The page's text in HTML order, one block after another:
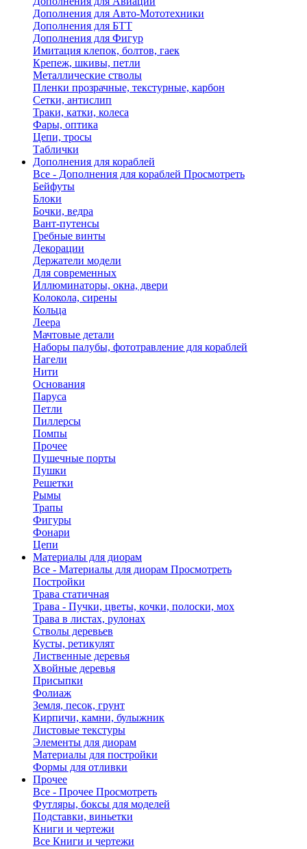
Дополнения для Авто-Мототехники
Дополнения для БТТ
Дополнения для Фигур
Имитация клепок, болтов, гаек
Крепеж, шкивы, петли
Металлические стволы
Пленки прозрачные, текстурные, карбон
Сетки, антислип
Траки, катки, колеса
Фары, оптика
Цепи, тросы
Таблички
Дополнения для кораблей
Все - Дополнения для кораблей Просмотреть
Бейфуты
Блоки
Бочки, ведра
Вант-путенсы
Гребные винты
Декорации
Держатели модели
Для современных
Иллюминаторы, окна, двери
Колокола, сирены
Кольца
Леера
Мачтовые детали
Наборы палубы, фототравление для кораблей
Нагели
Нити
Основания
Паруса
Петли
Пиллерсы
Помпы
Прочее
Пушечные порты
Пушки
Решетки
Рымы
Трапы
Фигуры
Фонари
Цепи
Материалы для диорам
Все - Материалы для диорам Просмотреть
Постройки
Трава статичная
Трава - Пучки, цветы, кочки, полоски, мох
Трава в листах, рулонах
Стволы деревьев
Кусты, ретикулят
Лиственные деревья
Хвойные деревья
Присыпки
Фолиаж
Земля, песок, грунт
Кирпичи, камни, булыжник
Листовые текстуры
Элементы для диорам
Материалы для постройки
Формы для отливки
Прочее
Все - Прочее Просмотреть
Футляры, боксы для моделей
Подставки, виньетки
Книги и чертежи
Все Книги и чертежи